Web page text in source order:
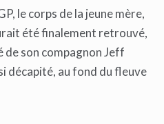
le corps de la jeune mère,
été finalement retrouvé,
de son compagnon Jeff
décapité, au fond du fleuve